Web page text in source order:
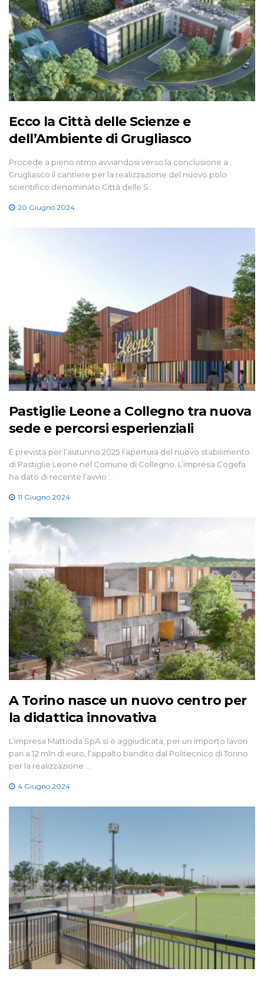
Ecco la Città delle Scienze e
dell’Ambiente di Grugliasco
Procede a pieno ritmo avviandosi verso la conclusione a
Grugliasco il cantiere per la realizzazione del nuovo polo
scientifico denominato Città delle S…
20 Giugno 2024
Pastiglie Leone a Collegno tra nuova
sede e percorsi esperienziali
È prevista per l’autunno 2025 l’apertura del nuovo stabilimento
di Pastiglie Leone nel Comune di Collegno. L’impresa Cogefa
ha dato di recente l’avvio …
11 Giugno 2024
A Torino nasce un nuovo centro per
la didattica innovativa
L’impresa Mattioda SpA si è aggiudicata, per un importo lavori
pari a 12 mln di euro, l’appalto bandito dal Politecnico di Torino
per la realizzazione …
4 Giugno 2024